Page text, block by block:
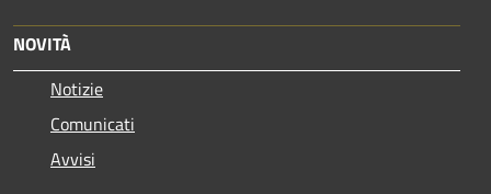
NOVITÀ
Notizie
Comunicati
Avvisi